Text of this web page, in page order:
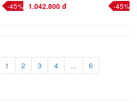
-45% 1.042.800 đ -45%
1 2 3 4 ...
6